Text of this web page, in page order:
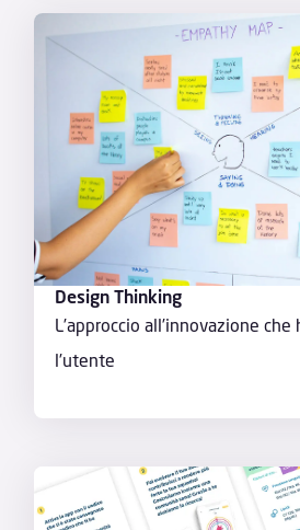
Design Thinking
L’approccio all’innovazione che
l’utente